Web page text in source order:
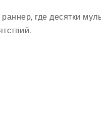
где десятки